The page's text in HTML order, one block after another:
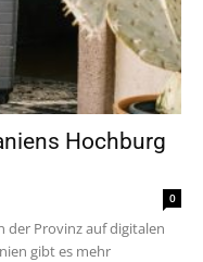
Hochburg
0
der Provinz auf digitalen
gibt es mehr